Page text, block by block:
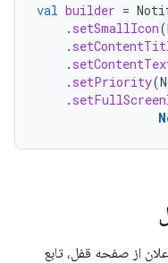
val builder =
. setSmallIcon(
.
.
. setPriority(
.
از صفحه قفل، تابع